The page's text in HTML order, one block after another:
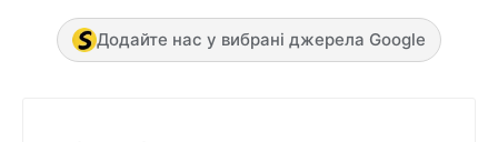
Додайте нас у вибрані джерела Google